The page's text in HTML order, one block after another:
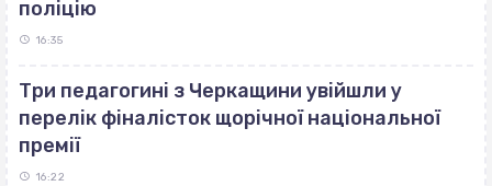
поліцію
16:35
Три педагогині з Черкащини увійшли у
перелік фіналісток щорічної національної
премії
16:22